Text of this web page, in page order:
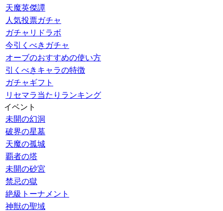
天魔英傑譚
人気投票ガチャ
ガチャリドラボ
今引くべきガチャ
オーブのおすすめの使い方
引くべきキャラの特徴
ガチャギフト
リセマラ当たりランキング
イベント
未開の幻洞
破界の星墓
天魔の孤城
覇者の塔
未開の砂宮
禁忌の獄
絶級トーナメント
神獣の聖域